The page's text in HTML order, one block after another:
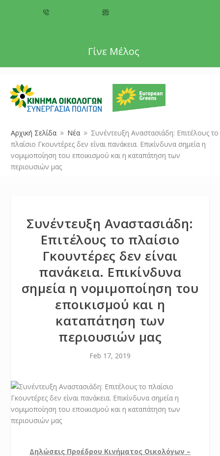
Γίνε Μέλος
Αρχική Σελίδα 9 Νέα 9 Συνέντευξη Αναστασιάδη: Επιτέλους το
πλαίσιο Γκουντέρες δεν είναι πανάκεια. Επικίνδυνα σημεία η
νομιμοποίηση του εποικισμού και η καταπάτηση των
περιουσιών μας
Συνέντευξη Αναστασιάδη:
Επιτέλους το πλαίσιο
Γκουντέρες δεν είναι
πανάκεια. Επικίνδυνα
σημεία η νομιμοποίηση του
εποικισμού και η
καταπάτηση των
περιουσιών μας
Feb 17, 2019
Δηλώσεις Προέδρου Κινήματος Οικολόγων –